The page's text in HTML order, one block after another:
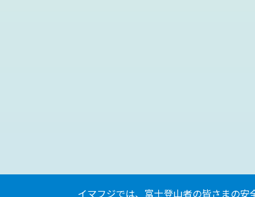
イマフジでは、富士登山者の皆さまの安